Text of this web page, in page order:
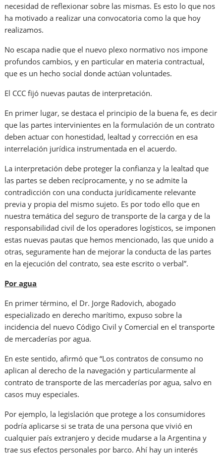
necesidad de reflexionar sobre las mismas. Es esto lo que nos
ha motivado a realizar una convocatoria como la que hoy
realizamos.
No escapa nadie que el nuevo plexo normativo nos impone
profundos cambios, y en particular en materia contractual,
que es un hecho social donde actúan voluntades.
El CCC fijó nuevas pautas de interpretación.
En primer lugar, se destaca el principio de la buena fe, es decir
que las partes intervinientes en la formulación de un contrato
deben actuar con honestidad, lealtad y corrección en esa
interrelación jurídica instrumentada en el acuerdo.
La interpretación debe proteger la confianza y la lealtad que
las partes se deben recíprocamente, y no se admite la
contradicción con una conducta jurídicamente relevante
previa y propia del mismo sujeto. Es por todo ello que en
nuestra temática del seguro de transporte de la carga y de la
responsabilidad civil de los operadores logísticos, se imponen
estas nuevas pautas que hemos mencionado, las que unido a
otras, seguramente han de mejorar la conducta de las partes
en la ejecución del contrato, sea este escrito o verbal”.
Por agua
En primer término, el Dr. Jorge Radovich, abogado
especializado en derecho marítimo, expuso sobre la
incidencia del nuevo Código Civil y Comercial en el transporte
de mercaderías por agua.
En este sentido, afirmó que “Los contratos de consumo no
aplican al derecho de la navegación y particularmente al
contrato de transporte de las mercaderías por agua, salvo en
casos muy especiales.
Por ejemplo, la legislación que protege a los consumidores
podría aplicarse si se trata de una persona que vivió en
cualquier país extranjero y decide mudarse a la Argentina y
trae sus efectos personales por barco. Ahí hay un interés